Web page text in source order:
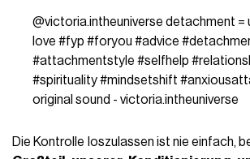
@victoria.intheuniverse detachment =
love #fyp #foryou #advice
#attachmentstyle #selfhelp
#spirituality#mindsetshift
original sound - victoria.intheuniverse
Die Kontrolle loszulassen ist nie einfach,